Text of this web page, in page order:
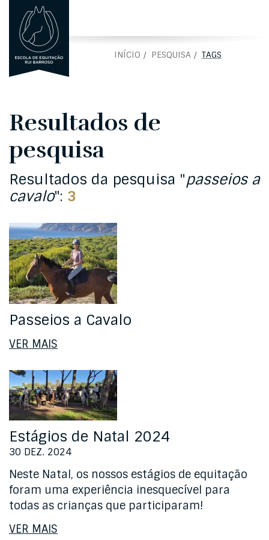
ENENGLISH
INÍCIO PESQUISA TAGS
Resultados de
pesquisa
Resultados da pesquisa "passeios a
cavalo": 3
Passeios a Cavalo
VER MAIS
Estágios de Natal 2024
30 DEZ. 2024
Neste Natal, os nossos estágios de equitação
foram uma experiência inesquecível para
todas as crianças que participaram!
VER MAIS